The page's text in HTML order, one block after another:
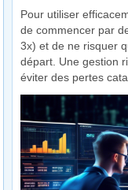
Pour utiliser
de commencer par
3x) et de ne risquer
départ. Une gestion
éviter des pertes